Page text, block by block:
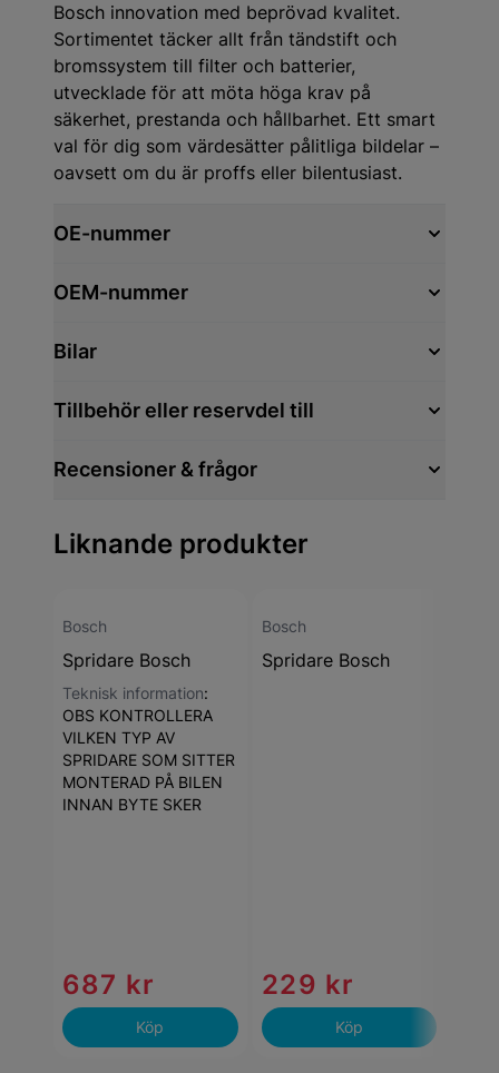
Bosch innovation med beprövad kvalitet.
Sortimentet täcker allt från tändstift och
bromssystem till filter och batterier,
utvecklade för att möta höga krav på
säkerhet, prestanda och hållbarhet. Ett smart
val för dig som värdesätter pålitliga bildelar –
oavsett om du är proffs eller bilentusiast.
OE-nummer
OEM-nummer
Bilar
Tillbehör eller reservdel till
Recensioner & frågor
Liknande produkter
Bosch
Spridare Bosch
Teknisk information:
OBS KONTROLLERA
VILKEN TYP AV
SPRIDARE SOM SITTER
MONTERAD PÅ BILEN
INNAN BYTE SKER
687 kr
Köp
Bosch
Spridare Bosch
229 kr
Köp